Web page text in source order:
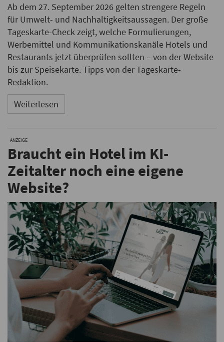
Ab dem 27. September 2026 gelten strengere Regeln
für Umwelt- und Nachhaltigkeitsaussagen. Der große
Tageskarte-Check zeigt, welche Formulierungen,
Werbemittel und Kommunikationskanäle Hotels und
Restaurants jetzt überprüfen sollten – von der Website
bis zur Speisekarte. Tipps von der Tageskarte-
Redaktion.
Weiterlesen
ANZEIGE
Braucht ein Hotel im KI-
Zeitalter noch eine eigene
Website?